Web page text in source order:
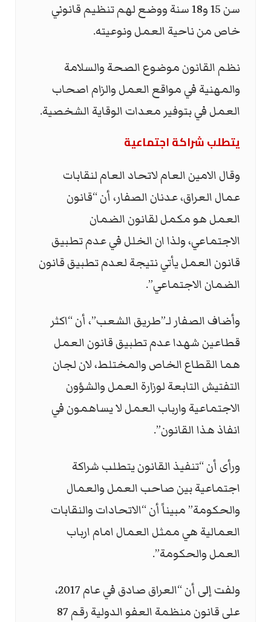
سن 15 و18 سنة ووضع لهم تنظيم قانوني
خاص من ناحية العمل ونوعيته.
نظم القانون موضوع الصحة والسلامة
والمهنية في مواقع العمل والزام اصحاب
العمل في بتوفير معدات الوقاية الشخصية.
يتطلب شراكة اجتماعية
وقال الامين العام لاتحاد العام لنقابات
عمال العراق، عدنان الصفار، أن “قانون
العمل هو مكمل لقانون الضمان
الاجتماعي، ولذا ان الخلل في عدم تطبيق
قانون العمل يأتي نتيجة لعدم تطبيق قانون
الضمان الاجتماعي”.
وأضاف الصفار لـ”طريق الشعب”، أن “اكثر
قطاعين شهدا عدم تطبيق قانون العمل
هما القطاع الخاص والمختلط، لان لجان
التفتيش التابعة لوزارة العمل والشؤون
الاجتماعية وارباب العمل لا يساهمون في
انفاذ هذا القانون”.
ورأى أن “تنفيذ القانون يتطلب شراكة
اجتماعية بين صاحب العمل والعمال
والحكومة” مبيناً أن “الاتحادات والنقابات
العمالية هي ممثل العمال امام ارباب
العمل والحكومة”.
ولفت إلى أن “العراق صادق في عام 2017،
على قانون منظمة العفو الدولية رقم 87